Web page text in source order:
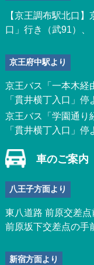
【京王調布駅北口
口」行き（武91）
京王府中駅より
京王バス「一本木経
「貫井横丁入口」停
京王バス「学園通り
「貫井横丁入口」停
車のご案内
八王子方面より
東八道路 前原交差
前原坂下交差点の手
新宿方面より